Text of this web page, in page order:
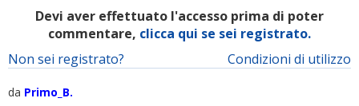
Devi aver effettuato l'accesso prima di poter
commentare, clicca qui se sei registrato.
Condizioni di utilizzo
Non sei registrato?
da Primo_B.